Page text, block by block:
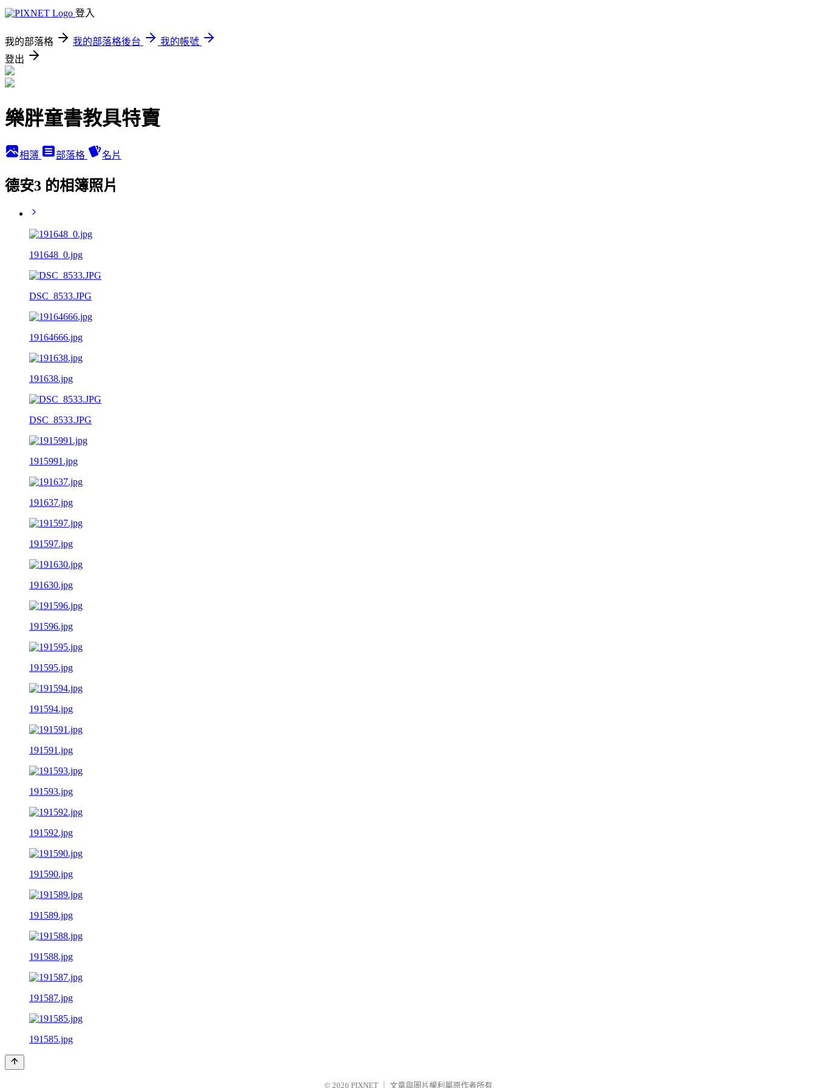
登入
我的部落格 我的部落格後台
我的帳號
登出
樂胖童書教具特賣
相簿 部落格 名片
德安3 的相簿照片
191648_0.jpg
DSC_8533.JPG
19164666.jpg
191638.jpg
DSC_8533.JPG
1915991.jpg
191637.jpg
191597.jpg
191630.jpg
191596.jpg
191595.jpg
191594.jpg
191591.jpg
191593.jpg
191592.jpg
191590.jpg
191589.jpg
191588.jpg
191587.jpg
191585.jpg
© 2026 PIXNET 文章與圖片權利屬原作者所有